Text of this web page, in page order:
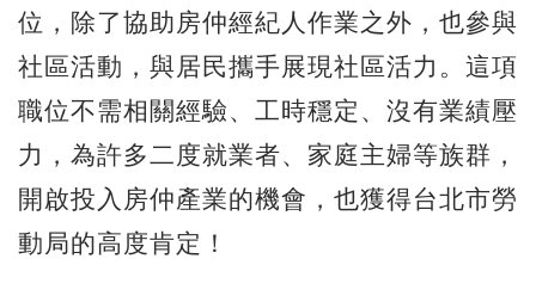
位，除了協助房仲經紀人作業之外，也參與
社區活動，與居民攜手展現社區活力。這項
職位不需相關經驗、工時穩定、沒有業績壓
力，為許多二度就業者、家庭主婦等族群，
開啟投入房仲產業的機會，也獲得台北市勞
動局的高度肯定！